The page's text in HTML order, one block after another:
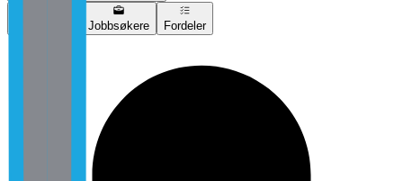
Jobbsøkere Fordeler